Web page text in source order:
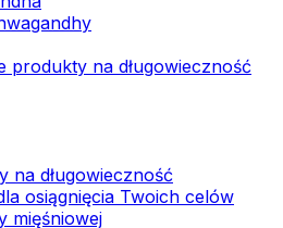
produkty na długowieczność
na długowieczność
osiągnięcia Twoich celów
mięśniowej